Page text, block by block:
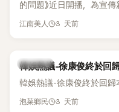
的問題》近日開播，為宣
節目，不料訪談中的一段
江南美人 3 天前
熱議討論
韓娛熱議-徐康俊終於回
韓娛熱議-徐康俊終於回歸
泡菜鄉民 3 天前